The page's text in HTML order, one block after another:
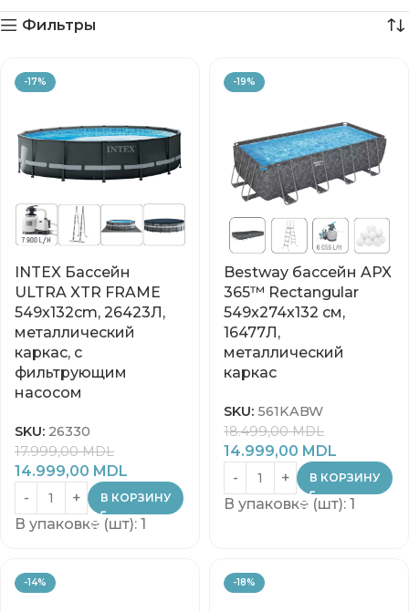
Фильтры
-17%
INTEX Бассейн
ULTRA XTR FRAME
549x132cm, 26423Л,
металлический
каркас, с
фильтрующим
насосом
SKU: 26330
17.999,00MDL
14.999,00 MDL
В КОРЗИНУ
В упаковке (шт): 1
-19%
Bestway бассейн APX
365™ Rectangular
549x274x132 см,
16477Л,
металлический
каркас
SKU: 561KABW
18.499,00MDL
14.999,00 MDL
В КОРЗИНУ
В упаковке (шт): 1
-14% -18%